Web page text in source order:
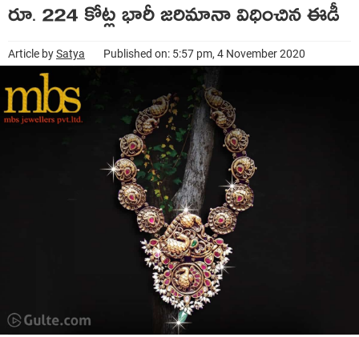
రూ. 224 కోట్ల భారీ జరిమానా విధించిన ఈడీ
Article bySatya Published on: 5:57 pm, 4 November 2020